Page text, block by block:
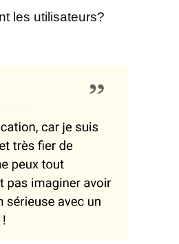
les utilisateurs?